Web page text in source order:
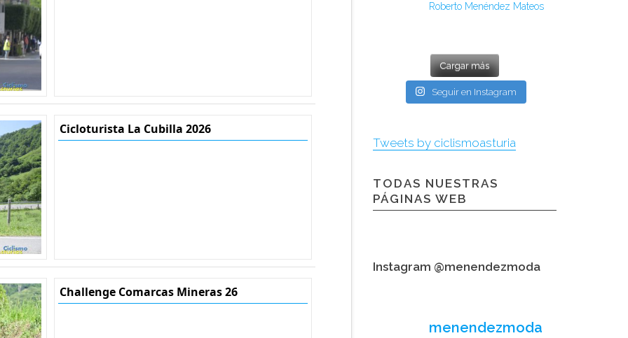
Cicloturista La Cubilla 2026
Challenge Comarcas Mineras 26
Roberto Menéndez Mateos
Cargar más
Seguir en Instagram
Tweets by ciclismoasturia
TODAS NUESTRAS
PÁGINAS WEB
Instagram @menendezmoda
menendezmoda